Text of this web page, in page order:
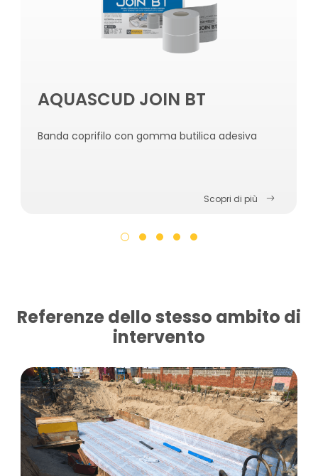
AQUASCUD JOIN BT
Banda coprifilo con gomma butilica adesiva
Scopri di più
Referenze dello stesso ambito di
intervento